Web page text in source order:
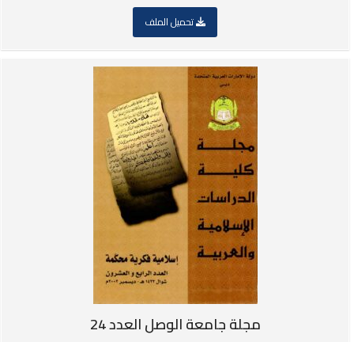
تحميل الملف
مجلة جامعة الوصل العدد 24